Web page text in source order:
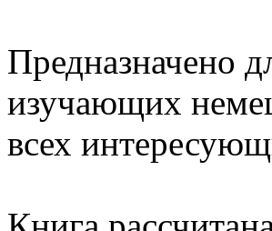
Предназначено
изучающих
всех